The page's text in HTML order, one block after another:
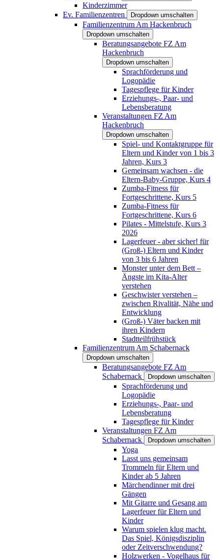
Kinderzimmer
Ev. Familienzentren
Dropdown umschalten
Familienzentrum Am Hackenbruch
Dropdown umschalten
Beratungsangebote FZ Am
Hackenbruch
Dropdown umschalten
Sprachförderung und
Logopädie
Tagespflege für Kinder
Erziehungs-, Paar- und
Lebensberatung
Veranstaltungen FZ Am
Hackenbruch
Dropdown umschalten
Spiel- und Kontaktgruppe für
Eltern und Kinder von 1 bis 3
Jahren, Kurs 3
Gemeinsam wachsen - die
Eltern-Baby-Gruppe, Kurs 4
Zumba-Fitness für
Fortgeschrittene, Kurs 5
Zumba-Fitness für
Fortgeschrittene, Kurs 6
Pilates - Mittelstufe, Kurs 3
2026
Lagerfeuer - aber sicher! für
(Groß-) Eltern und Kinder
von 3 bis 6 Jahren
Monster unter dem Bett –
Ängste im Kita-Alter
verstehen
Geschwister verstehen –
zwischen Rivalität, Nähe und
Entwicklung
(Groß-) Väter backen mit
ihren Kindern
Stadtteilfrühstück
Familienzentrum Am Schabernack
Dropdown umschalten
Beratungsangebote FZ Am
Schabernack
Dropdown umschalten
Sprachförderung und
Logopädie
Erziehungs-, Paar- und
Lebensberatung
Tagespflege für Kinder
Veranstaltungen FZ Am
Schabernack
Dropdown umschalten
Yoga
Lasst uns gemeinsam
Trommeln für Eltern und
Kinder ab 5 Jahren
Märchendinner mit drei
Gängen
Mit Gitarre und Gesang am
Lagerfeuer für Eltern und
Kinder
Warum spielen klug macht.
Das Spiel, Königsdisziplin
oder Zeitverschwendung?
Holzwerken - Vogelhaus für